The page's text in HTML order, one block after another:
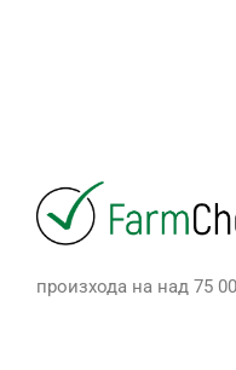
произхода на над 75